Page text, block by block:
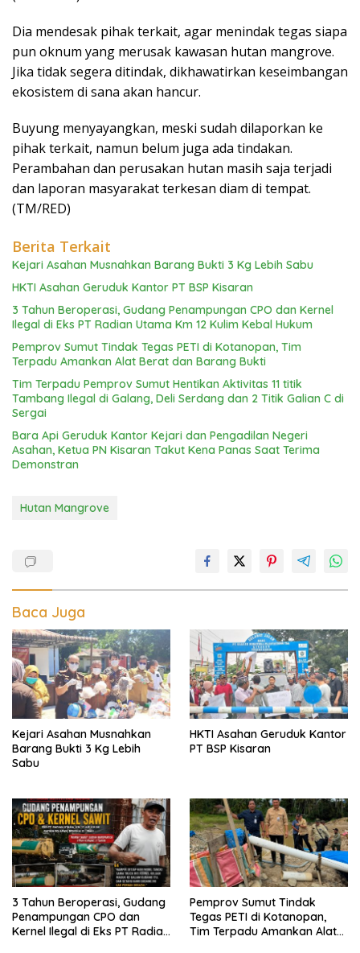
Dia mendesak pihak terkait, agar menindak tegas siapa
pun oknum yang merusak kawasan hutan mangrove.
Jika tidak segera ditindak, dikhawatirkan keseimbangan
ekosistem di sana akan hancur.
Buyung menyayangkan, meski sudah dilaporkan ke
pihak terkait, namun belum juga ada tindakan.
Perambahan dan perusakan hutan masih saja terjadi
dan laporan masyarakat terkesan diam di tempat.
(TM/RED)
Berita Terkait
Kejari Asahan Musnahkan Barang Bukti 3 Kg Lebih Sabu
HKTI Asahan Geruduk Kantor PT BSP Kisaran
3 Tahun Beroperasi, Gudang Penampungan CPO dan Kernel
Ilegal di Eks PT Radian Utama Km 12 Kulim Kebal Hukum
Pemprov Sumut Tindak Tegas PETI di Kotanopan, Tim
Terpadu Amankan Alat Berat dan Barang Bukti
Tim Terpadu Pemprov Sumut Hentikan Aktivitas 11 titik
Tambang Ilegal di Galang, Deli Serdang dan 2 Titik Galian C di
Sergai
Bara Api Geruduk Kantor Kejari dan Pengadilan Negeri
Asahan, Ketua PN Kisaran Takut Kena Panas Saat Terima
Demonstran
Hutan Mangrove
Baca Juga
Kejari Asahan Musnahkan
Barang Bukti 3 Kg Lebih
Sabu
HKTI Asahan Geruduk Kantor
PT BSP Kisaran
3 Tahun Beroperasi, Gudang
Penampungan CPO dan
Kernel Ilegal di Eks PT Radian
Pemprov Sumut Tindak
Tegas PETI di Kotanopan,
Tim Terpadu Amankan Alat